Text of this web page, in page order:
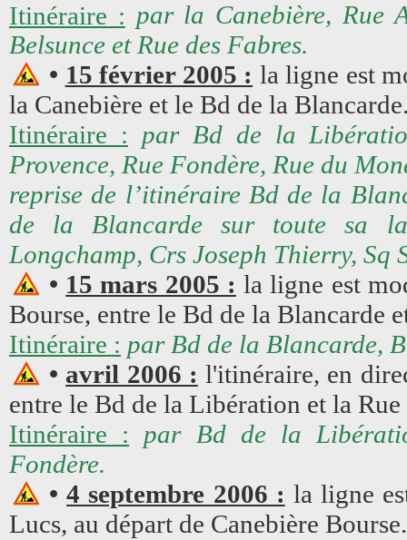
Itinéraire : par la Canebière, Rue
Belsunce et Rue des Fabres.
• 15 février 2005 : la ligne est
la Canebière et le Bd de la
Itinéraire : par Bd de la
Provence, Rue Fondère, Rue du
reprise de l’itinéraire Bd de la
de la Blancarde sur toute sa
Longchamp, Crs Joseph Thierry, Sq
• 15 mars 2005 : la ligne est
Bourse, entre le Bd de la Blancarde
Itinéraire : par Bd de la Blancarde,
• avril 2006 : l'itinéraire, en
entre le Bd de la Libération et la Rue
Itinéraire :
par Bd de la
Fondère.
•4 septembre 2006 : la ligne
Lucs, au départ de Canebière Bourse.